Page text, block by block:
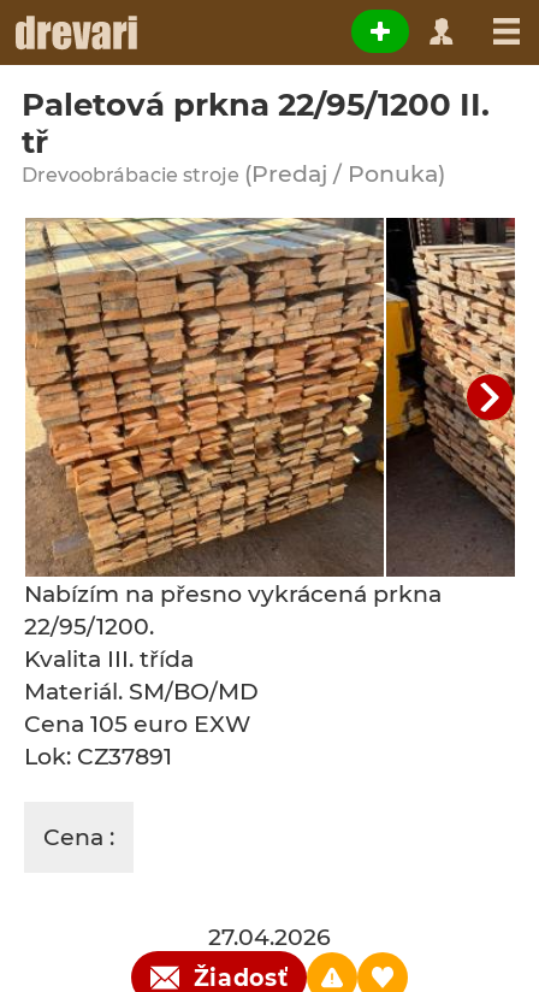
Paletová prkna 22/95/1200 II.
tř
Drevoobrábacie stroje (Predaj / Ponuka)
Nabízím na přesno vykrácená prkna
22/95/1200.
Kvalita III. třída
Materiál. SM/BO/MD
Cena 105 euro EXW
Lok: CZ37891
Cena :
27.04.2026
Žiadosť